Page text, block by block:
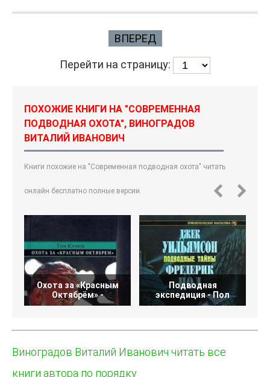
ВПЕРЕД
Перейти на страницу:
ПОХОЖИЕ КНИГИ НА "СОВРЕМЕННАЯ
ПОДВОДНАЯ ОХОТА", ВИНОГРАДОВ
ВИТАЛИЙ ИВАНОВИЧ
Книги похожие на "Современная подводная охота" читать
онлайн бесплатно полные версии.
Охота за «Красным
Октябрём» -
Подводная
экспедиция - Пол
Виноградов Виталий Иванович читать все
книги автора по порядку